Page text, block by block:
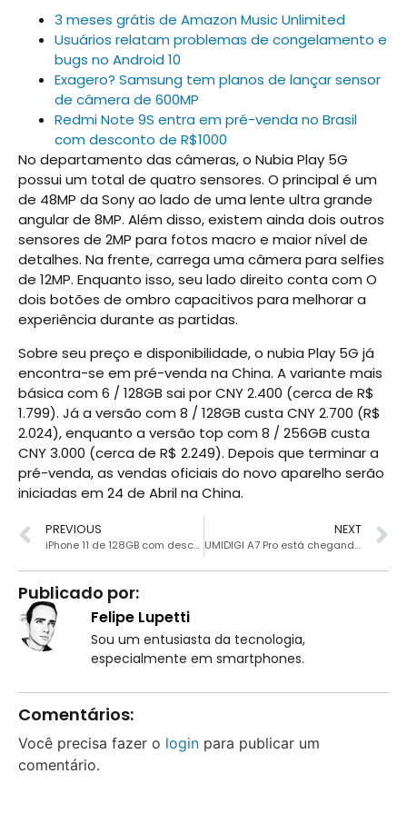
3 meses grátis de Amazon Music Unlimited
Usuários relatam problemas de congelamento e
bugs no Android 10
Exagero? Samsung tem planos de lançar sensor
de câmera de 600MP
Redmi Note 9S entra em pré-venda no Brasil
com desconto de R$1000
No departamento das câmeras, o Nubia Play 5G
possui um total de quatro sensores. O principal é um
de 48MP da Sony ao lado de uma lente ultra grande
angular de 8MP. Além disso, existem ainda dois outros
sensores de 2MP para fotos macro e maior nível de
detalhes. Na frente, carrega uma câmera para selfies
de 12MP. Enquanto isso, seu lado direito conta com O
dois botões de ombro capacitivos para melhorar a
experiência durante as partidas.
Sobre seu preço e disponibilidade, o nubia Play 5G já
encontra-se em pré-venda na China. A variante mais
básica com 6 / 128GB sai por CNY 2.400 (cerca de R$
1.799). Já a versão com 8 / 128GB custa CNY 2.700 (R$
2.024), enquanto a versão top com 8 / 256GB custa
CNY 3.000 (cerca de R$ 2.249). Depois que terminar a
pré-venda, as vendas oficiais do novo aparelho serão
iniciadas em 24 de Abril na China.
PREVIOUS
iPhone 11 de 128GB com desconto especial
NEXT
UMIDIGI A7 Pro está chegando com câmera quádrupla e 128GB de armazenamento
Publicado por:
Felipe Lupetti
Sou um entusiasta da tecnologia,
especialmente em smartphones.
Comentários:
Você precisa fazer o login para publicar um
comentário.